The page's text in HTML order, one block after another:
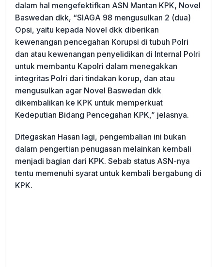
dalam hal mengefektifkan ASN Mantan KPK, Novel
Baswedan dkk, “SIAGA 98 mengusulkan 2 (dua)
Opsi, yaitu kepada Novel dkk diberikan
kewenangan pencegahan Korupsi di tubuh Polri
dan atau kewenangan penyelidikan di Internal Polri
untuk membantu Kapolri dalam menegakkan
integritas Polri dari tindakan korup, dan atau
mengusulkan agar Novel Baswedan dkk
dikembalikan ke KPK untuk memperkuat
Kedeputian Bidang Pencegahan KPK,” jelasnya.
Ditegaskan Hasan lagi, pengembalian ini bukan
dalam pengertian penugasan melainkan kembali
menjadi bagian dari KPK. Sebab status ASN-nya
tentu memenuhi syarat untuk kembali bergabung di
KPK.